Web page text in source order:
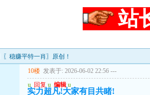
站
〖稳赚平特一肖〗原创！
10楼 发表于: 2026-06-02 22:56 ---
u 回复 u 编辑 u
实力超凡!大家有目共睹!